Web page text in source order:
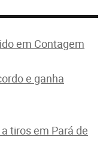
em Contagem
e ganha
tiros em Pará de